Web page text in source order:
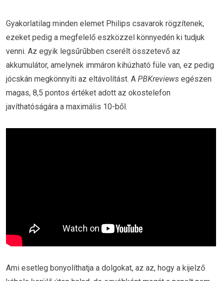
Gyakorlatilag minden elemet Philips csavarok rögzítenek,
ezeket pedig a megfelelő eszközzel könnyedén ki tudjuk
venni. Az egyik legsűrűbben cserélt összetevő az
akkumulátor, amelynek immáron kihúzható füle van, ez pedig
jócskán megkönnyíti az eltávolítást. A PBKreviews egészen
magas, 8,5 pontos értéket adott az okostelefon
javíthatóságára a maximális 10-ből.
Ami esetleg bonyolíthatja a dolgokat, az az, hogy a kijelző